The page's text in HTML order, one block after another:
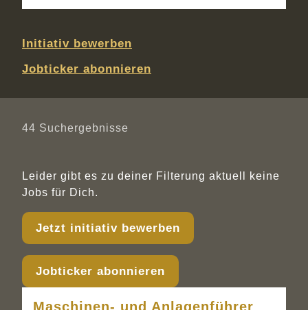
Initiativ bewerben
Jobticker abonnieren
44 Suchergebnisse
Leider gibt es zu deiner Filterung aktuell keine
Jobs für Dich.
Jetzt initiativ bewerben
Jobticker abonnieren
Maschinen- und Anlagenführer